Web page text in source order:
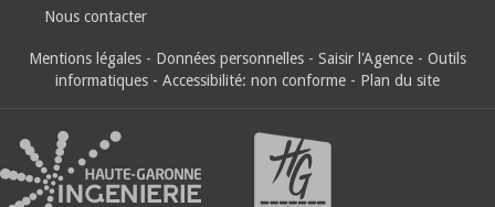
Nous contacter
Mentions légales - Données personnelles - Saisir l'Agence - Outils
informatiques - Accessibilité: non conforme - Plan du site